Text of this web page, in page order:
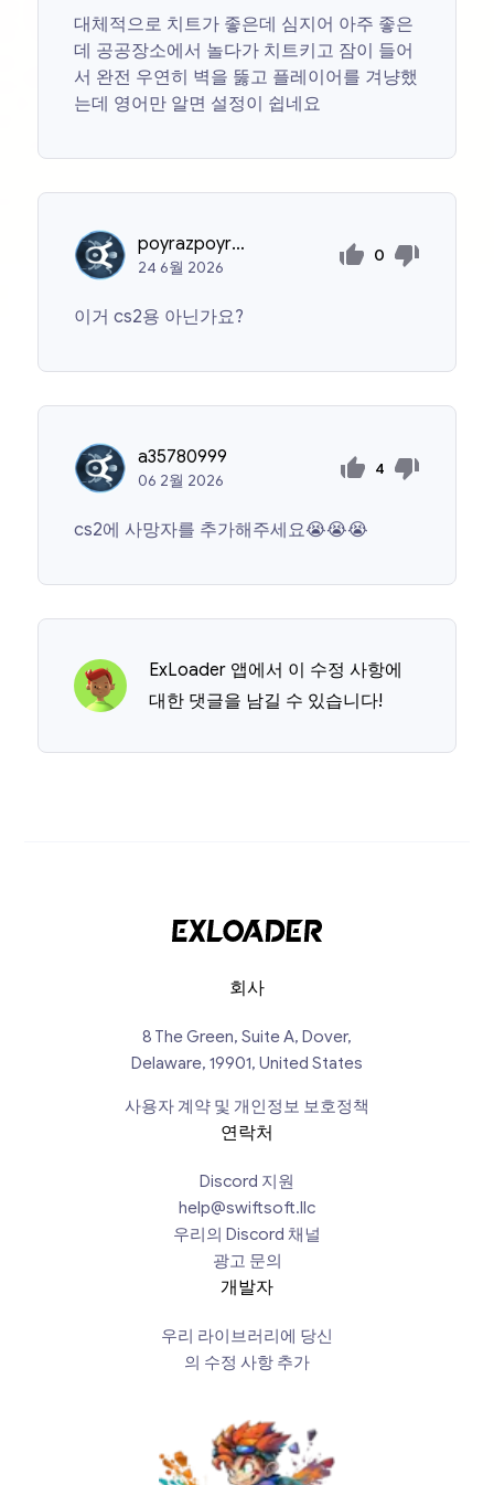
대체적으로 치트가 좋은데 심지어 아주 좋은
데 공공장소에서 놀다가 치트키고 잠이 들어
서 완전 우연히 벽을 뚫고 플레이어를 겨냥했
는데 영어만 알면 설정이 쉽네요
poyrazpoyrazsimsek
24 6월 2026
0
이거 cs2용 아닌가요?
a35780999
06 2월 2026
4
cs2에 사망자를 추가해주세요😭😭😭
ExLoader 앱에서 이 수정 사항에
대한 댓글을 남길 수 있습니다!
회사
8 The Green, Suite A, Dover,
Delaware, 19901, United States
사용자 계약 및 개인정보 보호정책
연락처
Discord 지원
help@swiftsoft.llc
우리의 Discord 채널
광고 문의
개발자
우리 라이브러리에 당신
의 수정 사항 추가